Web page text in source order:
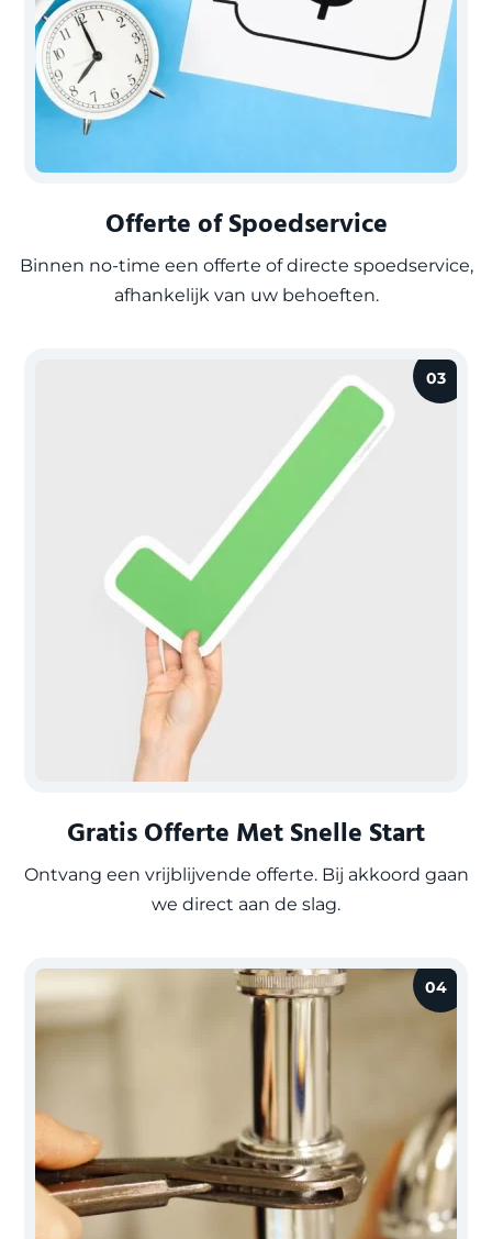
Offerte of Spoedservice
Binnen no-time een offerte of directe spoedservice,
afhankelijk van uw behoeften.
03
Gratis Offerte Met Snelle Start
Ontvang een vrijblijvende offerte. Bij akkoord gaan
we direct aan de slag.
04